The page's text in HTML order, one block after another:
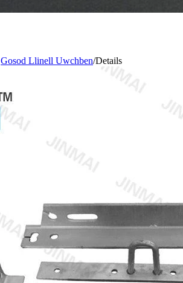
Gosod Llinell Uwchben/Details